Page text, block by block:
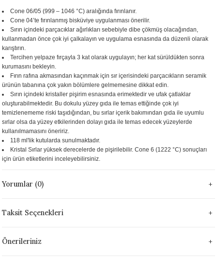
Stoneware Flux
1305 °C
- 1222 °C
- 1046 °C
°C
1046 °C
- 1046 °C
Cone 06/05 (999 – 1046 °C) aralığında fırınlanır.
Cone 04’te fırınlanmış bisküviye uygulanması önerilir.
Sırın içindeki parçacıklar ağırlıkları sebebiyle dibe çökmüş olacağından,
kullanmadan önce çok iyi çalkalayın ve uygulama esnasında da düzenli olarak
karıştırın.
Tercihen yelpaze fırçayla 3 kat olarak uygulayın; her kat sürüldükten sonra
kurumasını bekleyin.
Fırın rafına akmasından kaçınmak için sır içerisindeki parçacıkların seramik
ürünün tabanına çok yakın bölümlere gelmemesine dikkat edin.
Sırın içindeki kristaller pişirim esnasında erimektedir ve ufak çatlaklar
oluşturabilmektedir. Bu dokulu yüzey gıda ile temas ettiğinde çok iyi
temizlenememe riski taşıdığından, bu sırlar içerik bakımından gıda ile uyumlu
sırlar olsa da yüzey etkilerinden dolayı gıda ile temas edecek yüzeylerde
kullanılmamasını öneririz.
118 ml'lik kutularda sunulmaktadır.
Kristal Sırlar yüksek derecelerde de pişirilebilir. Cone 6 (1222 °C) sonuçları
için ürün etiketlerini inceleyebilirsiniz.
Yorumlar (0)
Taksit Seçenekleri
Önerileriniz